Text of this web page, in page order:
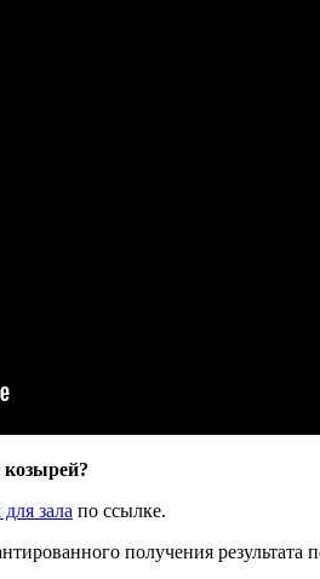
козырей?
зала по ссылке.
получения